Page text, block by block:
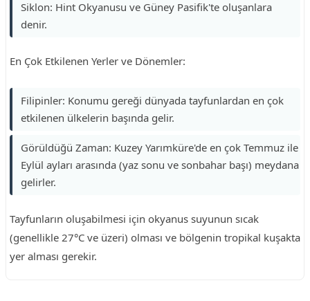
Siklon: Hint Okyanusu ve Güney Pasifik'te oluşanlara
denir.
En Çok Etkilenen Yerler ve Dönemler:
Filipinler: Konumu gereği dünyada tayfunlardan en çok
etkilenen ülkelerin başında gelir.
Görüldüğü Zaman: Kuzey Yarımküre'de en çok Temmuz ile
Eylül ayları arasında (yaz sonu ve sonbahar başı) meydana
gelirler.
Tayfunların oluşabilmesi için okyanus suyunun sıcak
(genellikle 27°C ve üzeri) olması ve bölgenin tropikal kuşakta
yer alması gerekir.